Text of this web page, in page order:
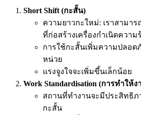
Short Shift (กะสั้น)
ความยาวกะใหม่: เราสามา
ที่ก่อสร้างเครื่องกำเนิดความ
การใช้กะสั้นเพิ่มความปลอด
หน่วย
แรงจูงใจจะเพิ่มขึ้นเล็กน้อย
Work Standardisation (การทำให้
สถานที่ทำงานจะมีประสิทธิภ
กะสั้น